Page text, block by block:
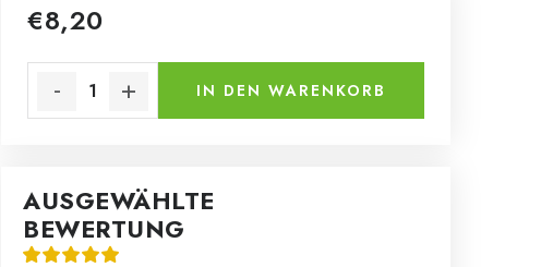
€8,20
IN DEN WARENKORB
AUSGEWÄHLTE
BEWERTUNG